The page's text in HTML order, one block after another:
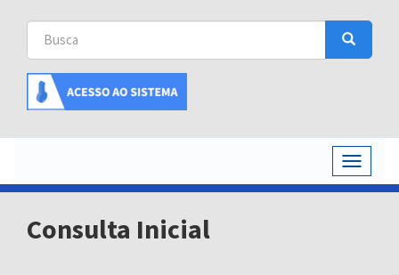
Buscar
Busca
Busca
Toggle
Consulta Inicial